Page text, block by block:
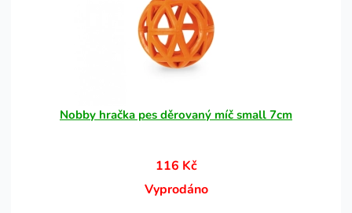
Nobby hračka pes děrovaný míč small 7cm
116 Kč
Vyprodáno